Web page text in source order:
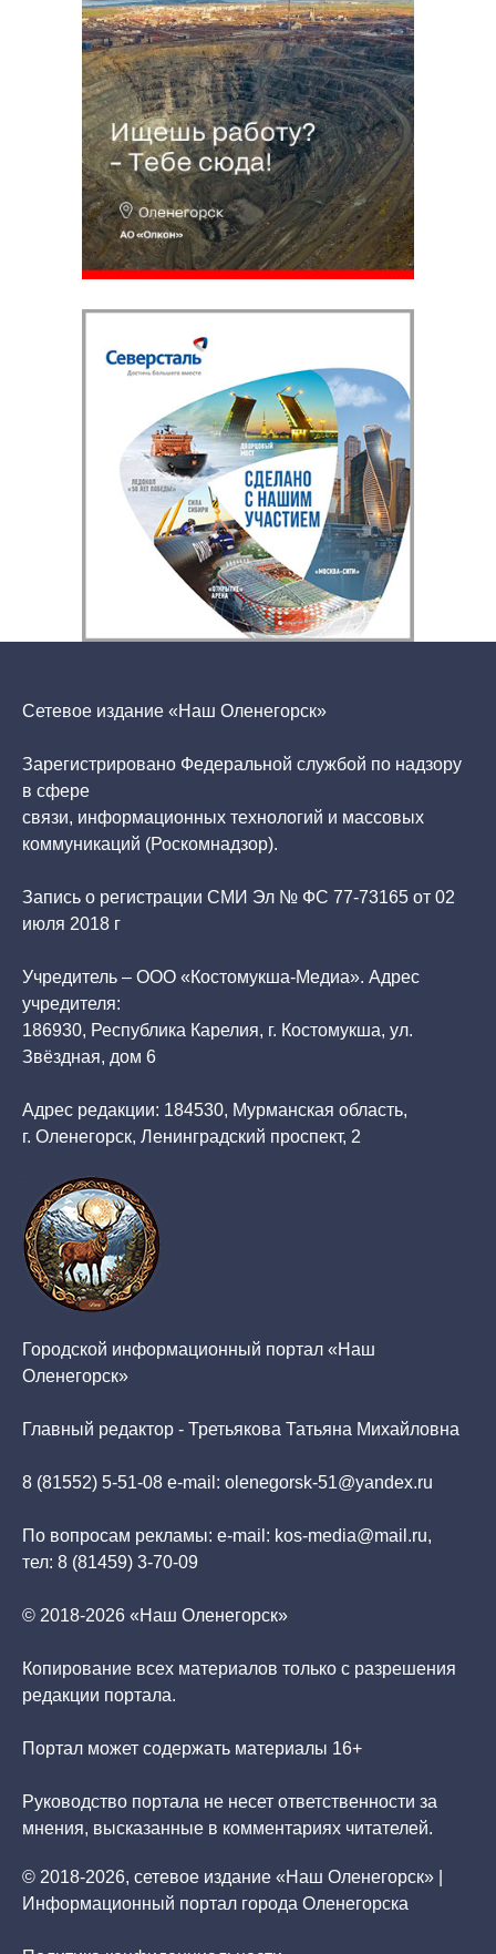
Сетевое издание «Наш Оленегорск»
Зарегистрировано Федеральной службой по надзору
в сфере
связи, информационных технологий и массовых
коммуникаций (Роскомнадзор).
Запись о регистрации СМИ Эл № ФС 77-73165 от 02
июля 2018 г
Учредитель – ООО «Костомукша-Медиа». Адрес
учредителя:
186930, Республика Карелия, г. Костомукша, ул.
Звёздная, дом 6
Адрес редакции: 184530, Мурманская область,
г. Оленегорск, Ленинградский проспект, 2
Городской информационный портал «Наш
Оленегорск»
Главный редактор - Третьякова Татьяна Михайловна
8 (81552) 5-51-08 e-mail: olenegorsk-51@yandex.ru
По вопросам рекламы: e-mail: kos-media@mail.ru,
тел: 8 (81459) 3-70-09
© 2018-2026 «Наш Оленегорск»
Копирование всех материалов только с разрешения
редакции портала.
Портал может содержать материалы 16+
Руководство портала не несет ответственности за
мнения, высказанные в комментариях читателей.
© 2018-2026, сетевое издание «Наш Оленегорск» |
Информационный портал города Оленегорска